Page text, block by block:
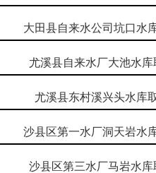
大田县自来水公司坑口水
尤溪县自来水厂大池水库
尤溪县东村溪兴头水库
沙县区第一水厂洞天岩水
沙县区第三水厂马岩水库